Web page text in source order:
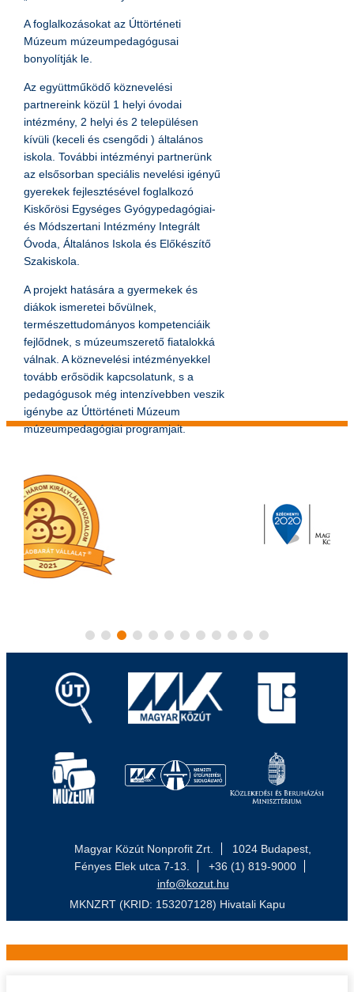
A foglalkozásokat az Úttörténeti
Múzeum múzeumpedagógusai
bonyolítják le.
Az együttműködő köznevelési
partnereink közül 1 helyi óvodai
intézmény, 2 helyi és 2 településen
kívüli (keceli és csengődi ) általános
iskola. További intézményi partnerünk
az elsősorban speciális nevelési igényű
gyerekek fejlesztésével foglalkozó
Kiskőrösi Egységes Gyógypedagógiai-
és Módszertani Intézmény Integrált
Óvoda, Általános Iskola és Előkészítő
Szakiskola.
A projekt hatására a gyermekek és
diákok ismeretei bővülnek,
természettudományos kompetenciáik
fejlődnek, s múzeumszerető fiatalokká
válnak. A köznevelési intézményekkel
tovább erősödik kapcsolatunk, s a
pedagógusok még intenzívebben veszik
igénybe az Úttörténeti Múzeum
múzeumpedagógiai programjait.
Magyar Közút Nonprofit Zrt.
1024 Budapest,
Fényes Elek utca 7-13.
+36 (1) 819-9000
info@kozut.hu
MKNZRT (KRID: 153207128) Hivatali Kapu